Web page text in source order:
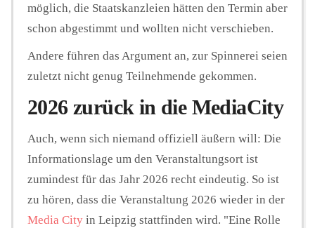
möglich, die Staatskanzleien hätten den Termin aber
schon abgestimmt und wollten nicht verschieben.
Andere führen das Argument an, zur Spinnerei seien
zuletzt nicht genug Teilnehmende gekommen.
2026 zurück in die MediaCity
Auch, wenn sich niemand offiziell äußern will: Die
Informationslage um den Veranstaltungsort ist
zumindest für das Jahr 2026 recht eindeutig. So ist
zu hören, dass die Veranstaltung 2026 wieder in der
Media City in Leipzig stattfinden wird. "Eine Rolle